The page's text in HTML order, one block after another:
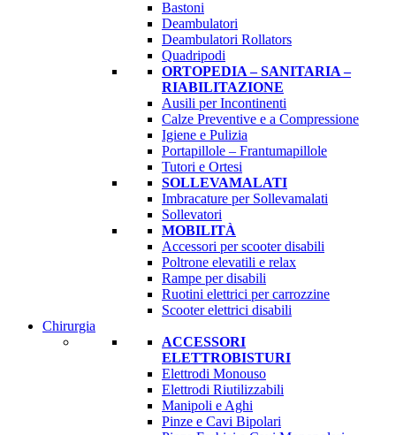
Bastoni
Deambulatori
Deambulatori Rollators
Quadripodi
ORTOPEDIA – SANITARIA –
RIABILITAZIONE
Ausili per Incontinenti
Calze Preventive e a Compressione
Igiene e Pulizia
Portapillole – Frantumapillole
Tutori e Ortesi
SOLLEVAMALATI
Imbracature per Sollevamalati
Sollevatori
MOBILITÀ
Accessori per scooter disabili
Poltrone elevatili e relax
Rampe per disabili
Ruotini elettrici per carrozzine
Scooter elettrici disabili
Chirurgia
ACCESSORI
ELETTROBISTURI
Elettrodi Monouso
Elettrodi Riutilizzabili
Manipoli e Aghi
Pinze e Cavi Bipolari